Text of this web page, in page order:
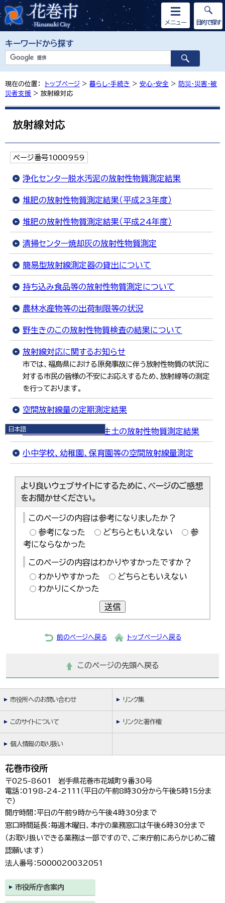
キーワードから探す
メニュー
日本語
English
한국어
繁體中文
目的で探す
現在の位置： トップページ > 暮らし・手続き > 安心・安全 > 防災・災害・被
災者支援 > 放射線対応
放射線対応
ページ番号1000959
浄化センター脱水汚泥の放射性物質測定結果
堆肥の放射性物質測定結果（平成23年度）
堆肥の放射性物質測定結果（平成24年度）
清掃センター焼却灰の放射性物質測定
簡易型放射線測定器の貸出について
持ち込み食品等の放射性物質測定について
農林水産物等の出荷制限等の状況
野生きのこの放射性物質検査の結果について
放射線対応に関するお知らせ
市では、福島県における原発事故に伴う放射性物質の状況に
対する市民の皆様の不安にお応えするため、放射線等の測定
を行っております。
空間放射線量の定期測定結果
高円万寺浄水場浄水発生土の放射性物質測定結果
小中学校、幼稚園、保育園等の空間放射線量測定
より良いウェブサイトにするために、ページのご感想
をお聞かせください。
このページの内容は参考になりましたか？
参考になった
どちらともいえない
参
考にならなかった
このページの内容はわかりやすかったですか？
わかりやすかった
どちらともいえない
わかりにくかった
送信
前のページへ戻る トップページへ戻る
このページの先頭へ戻る
市役所へのお問い合わせ リンク集
このサイトについて リンクと著作権
個人情報の取り扱い
花巻市役所
〒025-8601 岩手県花巻市花城町9番30号
電話：0198-24-2111（平日の午前8時30分から午後5時15分ま
で）
開庁時間：平日の午前9時から午後4時30分まで
窓口時間延長：毎週木曜日、本庁の業務窓口は午後6時30分まで
（お取り扱いできる業務は一部ですので、ご来庁前にあらかじめご確
認願います）
法人番号：5000020032051
市役所庁舎案内